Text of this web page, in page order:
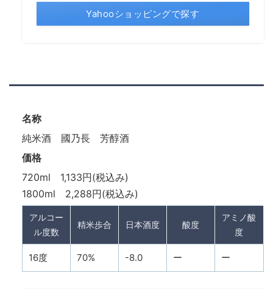
Yahooショッピングで探す
名称
純米酒 國乃長 芳醇酒
価格
720ml 1,133円(税込み)
1800ml 2,288円(税込み)
アルコー
ル度数
精米歩合 日本酒度 酸度
アミノ酸
度
16度 70% -8.0 ー ー